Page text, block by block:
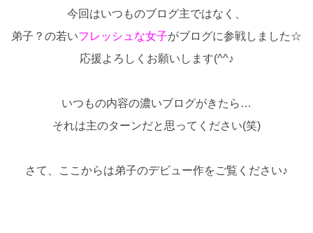
今回はいつものブログ主ではなく、
弟子？の若いフレッシュな女子がブログに参戦しました☆
応援よろしくお願いします(^^♪
いつもの内容の濃いブログがきたら…
それは主のターンだと思ってください(笑)
さて、ここからは弟子のデビュー作をご覧ください♪